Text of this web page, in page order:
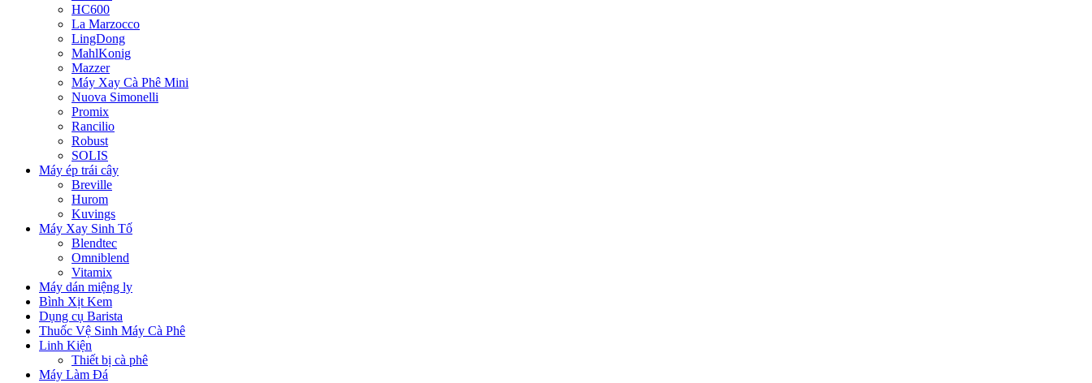
HC600
La Marzocco
LingDong
MahlKonig
Mazzer
Máy Xay Cà Phê Mini
Nuova Simonelli
Promix
Rancilio
Robust
SOLIS
Máy ép trái cây
Breville
Hurom
Kuvings
Máy Xay Sinh Tố
Blendtec
Omniblend
Vitamix
Máy dán miệng ly
Bình Xịt Kem
Dụng cụ Barista
Thuốc Vệ Sinh Máy Cà Phê
Linh Kiện
Thiết bị cà phê
Máy Làm Đá